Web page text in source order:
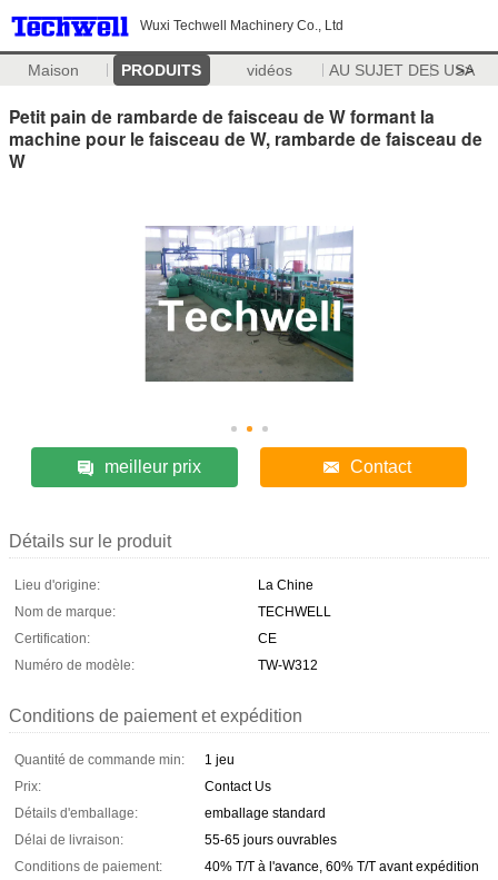
Wuxi Techwell Machinery Co., Ltd
Maison PRODUITS vidéos AU SUJET DES USA
>>
Petit pain de rambarde de faisceau de W formant la
machine pour le faisceau de W, rambarde de faisceau de
W
meilleur prix Contact
Détails sur le produit
Lieu d'origine:
La Chine
Nom de marque:
TECHWELL
Certification:
CE
Numéro de modèle:
TW-W312
Conditions de paiement et expédition
Quantité de commande min:
1 jeu
Prix:
Contact Us
Détails d'emballage:
emballage standard
Délai de livraison:
55-65 jours ouvrables
Conditions de paiement:
40% T/T à l'avance, 60% T/T avant expédition